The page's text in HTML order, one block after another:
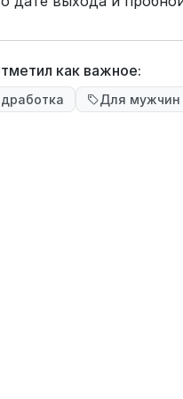
как важное:
Для мужчин